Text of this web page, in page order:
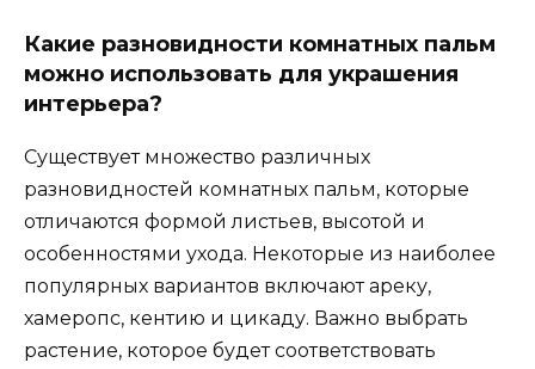
Какие разновидности комнатных пальм
можно использовать для украшения
интерьера?
Существует множество различных
разновидностей комнатных пальм, которые
отличаются формой листьев, высотой и
особенностями ухода. Некоторые из наиболее
популярных вариантов включают ареку,
хамеропс, кентию и цикаду. Важно выбрать
растение, которое будет соответствовать